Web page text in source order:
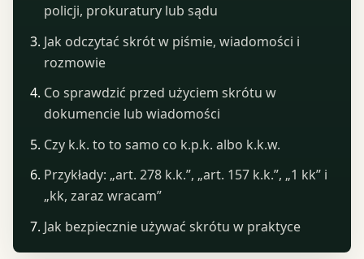
policji, prokuratury lub sądu
Jak odczytać skrót w piśmie, wiadomości i
rozmowie
Co sprawdzić przed użyciem skrótu w
dokumencie lub wiadomości
Czy k.k. to to samo co k.p.k. albo k.k.w.
Przykłady: „art. 278 k.k.”, „art. 157 k.k.”, „1 kk” i
„kk, zaraz wracam”
Jak bezpiecznie używać skrótu w praktyce